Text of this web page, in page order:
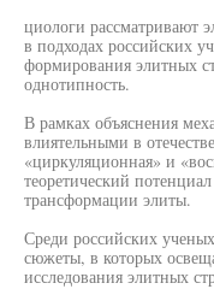
циологи рассматривают
в подходах российских
формирования элитных
однотипность.
В рамках объяснения
влиятельными в
«циркуляционная» и
теоретический
трансформации элиты.
Среди российских
сюжеты, в которых
исследования элитных